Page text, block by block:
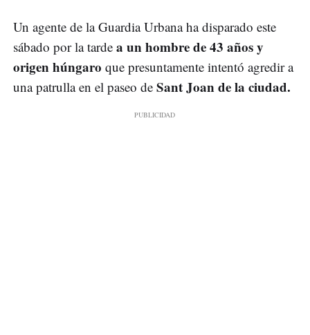
Un agente de la Guardia Urbana ha disparado este
sábado por la tarde a un hombre de 43 años y
origen húngaro que presuntamente intentó agredir a
una patrulla en el paseo de Sant Joan de la ciudad.